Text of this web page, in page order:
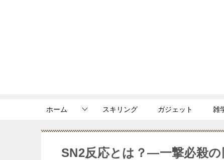
ホーム スキリング ガジェット 雑
SN2反応とは？―一撃必殺の